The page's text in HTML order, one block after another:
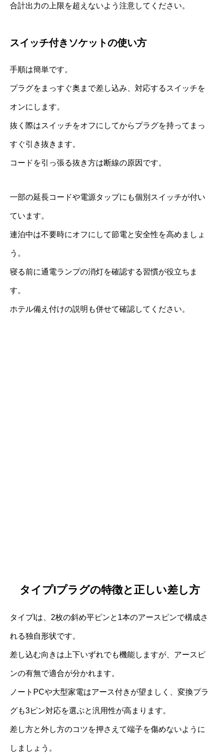
合計出力の上限を超えないよう注意してください。
スイッチ付きソケットの使い方
手順は簡単です。
プラグをまっすぐ奥まで差し込み、対応するスイッチを
オンにします。
抜く際はスイッチをオフにしてからプラグを持ってまっ
すぐ引き抜きます。
コードを引っ張る抜き方は断線の原因です。
一部の延長コードや電源タップにも個別スイッチが付い
ています。
連泊中は不要時にオフにして節電と安全性を高めましょ
う。
寝る前に通電ランプの消灯を確認する習慣が役立ちま
す。
ホテル備え付けの説明も併せて確認してください。
タイプIプラグの特徴と正しい差し方
タイプIは、2枚の斜め平ピンと1本のアースピンで構成さ
れる独自形状です。
差し込む向きは上下いずれでも機能しますが、アースピ
ンの有無で適合が分かれます。
ノートPCや大型家電はアース付きが望ましく、変換プラ
グも3ピン対応を選ぶと汎用性が高まります。
差し方と外し方のコツを押さえて端子を傷めないように
しましょう。